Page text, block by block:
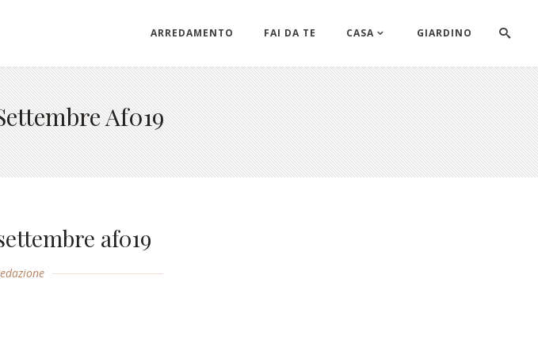
ARREDAMENTO FAI DA TE CASA GIARDINO
Af019
af019